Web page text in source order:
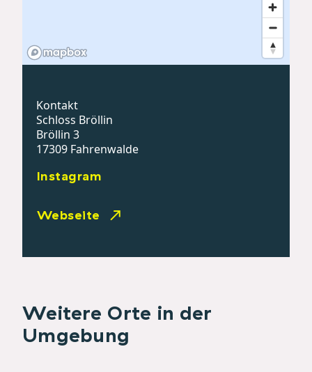
Kontakt
Schloss Bröllin
Bröllin 3
17309 Fahrenwalde
Instagram
Webseite
Weitere Orte in der
Umgebung